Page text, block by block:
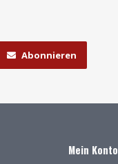
Abonnieren
Mein Konto